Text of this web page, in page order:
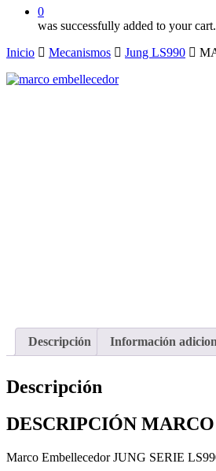
0
was successfully added to your cart.
Inicio
Mecanismos Jung LS990
Descripción Información
Descripción
DESCRIPCIÓN
Marco Embellecedor JUNG SERIE